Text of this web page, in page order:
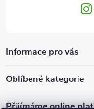
Informace pro vás
Oblíbené kategorie
Přijímáme online